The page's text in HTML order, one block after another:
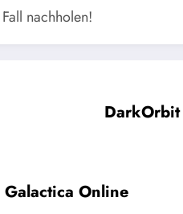
nachholen!
Online